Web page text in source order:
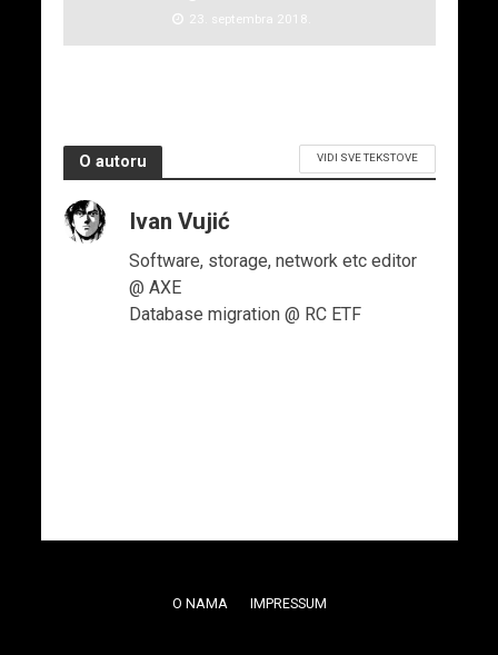
23. septembra 2018.
O autoru VIDI SVE TEKSTOVE
Ivan Vujić
Software, storage, network etc editor
@ AXE
Database migration @ RC ETF
O NAMA IMPRESSUM